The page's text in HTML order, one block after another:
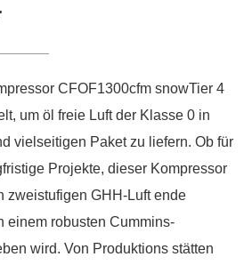
CFOF1300cfm snowTier 4
um öl freie Luft der Klasse 0 in
vielseitigen Paket zu liefern. Ob für
Projekte, dieser Kompressor
zweistufigen GHH-Luft ende
einem robusten Cummins-
wird. Von Produktions stätten